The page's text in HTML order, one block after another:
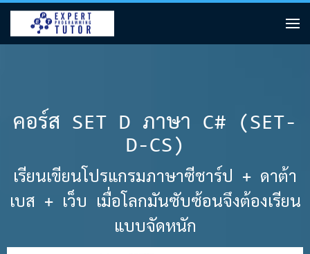
คอร์ส SET D ภาษา C# (SET-
D-CS)
เรียนเขียนโปรแกรมภาษาซีชาร์ป + ดาต้า
เบส + เว็บ เมื่อโลกมันซับซ้อนจึงต้องเรียน
แบบจัดหนัก